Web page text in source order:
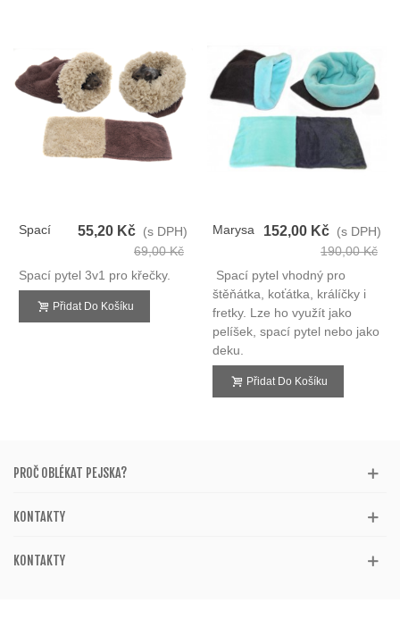
Spací
De Luxe
XS Křeček
55,20 Kč (s DPH)
69,00 Kč
Spací pytel 3v1 pro křečky.
Přidat Do Košíku
Marysa
3v1
152,00 Kč (s DPH)
190,00 Kč
Spací pytel vhodný pro
štěňátka, koťátka, králíčky i
fretky. Lze ho využít jako
pelíšek, spací pytel nebo jako
deku.
Přidat Do Košíku
PROČ OBLÉKAT PEJSKA?
KONTAKTY
KONTAKTY